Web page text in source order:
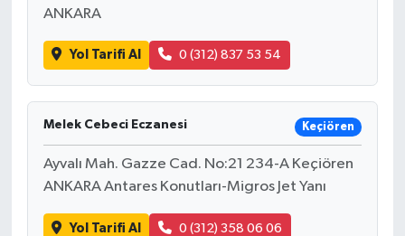
ANKARA
Yol Tarifi Al 0 (312) 837 53 54
Melek Cebeci Eczanesi Keçiören
Ayvalı Mah. Gazze Cad. No:21 234-A Keçiören
ANKARA Antares Konutları-Migros Jet Yanı
Yol Tarifi Al 0 (312) 358 06 06